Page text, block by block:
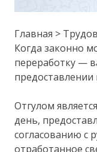
Главная >
Когда законно
переработку —
Отгулом
день,
согласованию с
отработанное